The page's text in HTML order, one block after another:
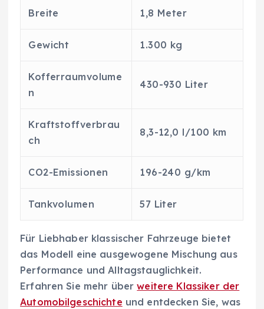
Breite 1,8 Meter
Gewicht 1.300 kg
Kofferraumvolume
n
430-930 Liter
Kraftstoffverbrau
ch
8,3-12,0 l/100 km
CO2-Emissionen 196-240 g/km
Tankvolumen 57 Liter
Für Liebhaber klassischer Fahrzeuge bietet
das Modell eine ausgewogene Mischung aus
Performance und Alltagstauglichkeit.
Erfahren Sie mehr überweitere Klassiker der
Automobilgeschichte und entdecken Sie, was